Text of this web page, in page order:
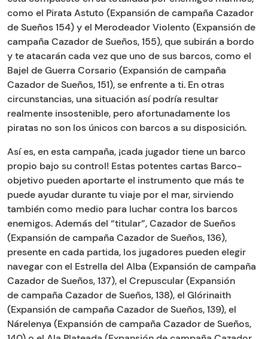
como el Pirata Astuto (Expansión de campaña Cazador
de Sueños 154) y el Merodeador Violento (Expansión de
campaña Cazador de Sueños, 155), que subirán a bordo
y te atacarán cada vez que uno de sus barcos, como el
Bajel de Guerra Corsario (Expansión de campaña
Cazador de Sueños, 151), se enfrente a ti. En otras
circunstancias, una situación así podría resultar
realmente insostenible, pero afortunadamente los
piratas no son los únicos con barcos a su disposición.
Así es, en esta campaña, ¡cada jugador tiene un barco
propio bajo su control! Estas potentes cartas Barco-
objetivo pueden aportarte el instrumento que más te
puede ayudar durante tu viaje por el mar, sirviendo
también como medio para luchar contra los barcos
enemigos. Además del “titular”, Cazador de Sueños
(Expansión de campaña Cazador de Sueños, 136),
presente en cada partida, los jugadores pueden elegir
navegar con el Estrella del Alba (Expansión de campaña
Cazador de Sueños, 137), el Crepuscular (Expansión
de campaña Cazador de Sueños, 138), el Glórinaith
(Expansión de campaña Cazador de Sueños, 139), el
Nárelenya (Expansión de campaña Cazador de Sueños,